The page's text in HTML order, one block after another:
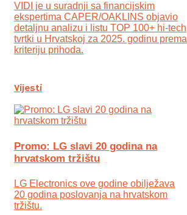
VIDI je u suradnji sa financijskim
ekspertima CAPER/OAKLINS objavio
detaljnu analizu i listu TOP 100+ hi-tech
tvrtki u Hrvatskoj za 2025. godinu prema
kriteriju prihoda.
Vijesti
Promo: LG slavi 20 godina na
hrvatskom tržištu
LG Electronics ove godine obilježava
20 godina poslovanja na hrvatskom
tržištu.